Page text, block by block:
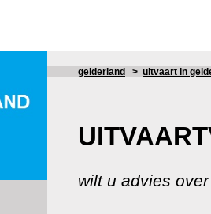
gelderland > uitvaart in
wilt u advies